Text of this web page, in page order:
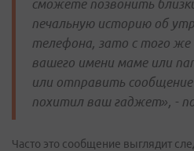
сможете позвонить
печальную историю об
телефона, зато с того
вашего имени маме или
или отправить
похитил ваш гаджет», -
Часто это сообщение выглядит